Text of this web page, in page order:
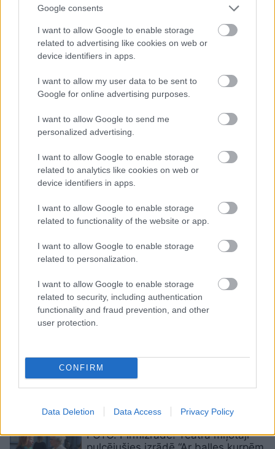
Google consents
I want to allow Google to enable storage
related to advertising like cookies on web or
device identifiers in apps.
I want to allow my user data to be sent to
Google for online advertising purposes.
I want to allow Google to send me
personalized advertising.
I want to allow Google to enable storage
related to analytics like cookies on web or
device identifiers in apps.
I want to allow Google to enable storage
related to functionality of the website or app.
I want to allow Google to enable storage
related to personalization.
I want to allow Google to enable storage
related to security, including authentication
functionality and fraud prevention, and other
user protection.
CONFIRM
Data Deletion Data Access Privacy Policy
saņēmis Dombrovskis, visvairāk
svītrots Kariņš
FOTO.Sandra Kalniete vēlēšanu
nakts tiešraidē viesojusies pašas
īpašu stāstu
Kalniete:
“Šokējoši šajā “russiagate”
ir ES institūciju naivums un
neaizsargātība pret Krievijas
aģentiem, kuri darbojas, izmantojot
demokrātiskās vērtības – vārda
brīvību, cieņu”
Kalniete:“Šobrīd mūsu
ekonomiskais potenciāls ir 25 reizes
Kalniete: Ļoti apšaubu iespēju ES
vienoties par Krievijas graudu
Sandra Kalniete: Latvijai un mūsu
FOTO. Pirmizrāde! Teātra mīļotāji
Atcelt Ziņot